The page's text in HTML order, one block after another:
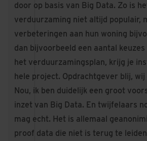
door op basis van Big Data. Zo is
verduurzaming niet altijd populair,
verbeteringen aan hun woning
dan bijvoorbeeld een aantal
het verduurzamingsplan, krijg je
hele project. Opdrachtgever blij, wij
Nou, ik ben duidelijk een groot
inzet van Big Data. En twijfelaars
mag echt. Het is allemaal
proof data die niet is terug te